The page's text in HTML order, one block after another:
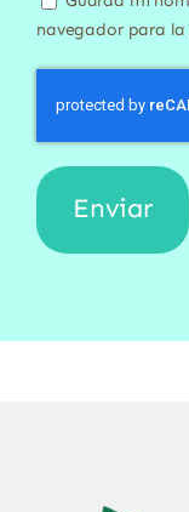
navegador para